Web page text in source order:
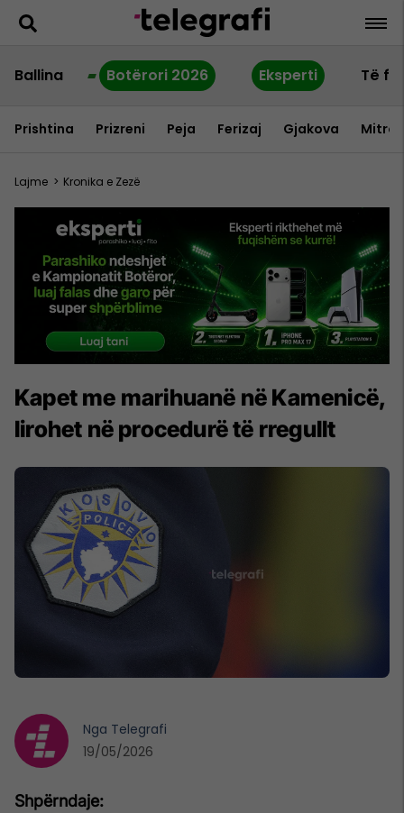
Ballina Botërori 2026 Eksperti Të
Prishtina Prizreni Peja Ferizaj Gjakova
Lajme > Kronika e Zezë
Kapet me marihuanë në Kamenicë,
lirohet në procedurë të rregullt
Nga Telegrafi
19/05/2026